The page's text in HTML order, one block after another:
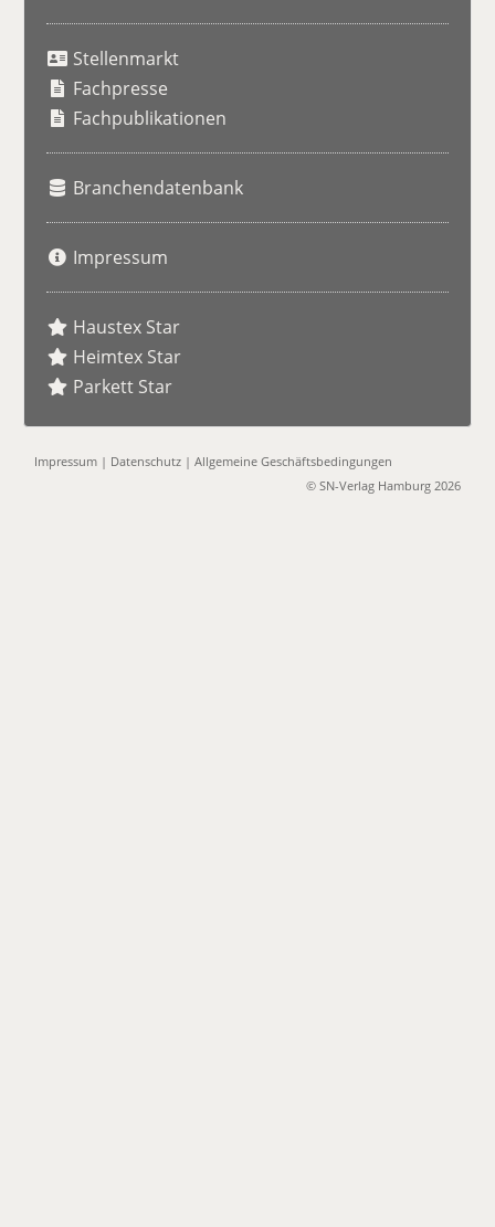
Stellenmarkt
Fachpresse
Fachpublikationen
Branchendatenbank
Impressum
Haustex Star
Heimtex Star
Parkett Star
Impressum | Datenschutz |Allgemeine Geschäftsbedingungen
© SN-Verlag Hamburg 2026